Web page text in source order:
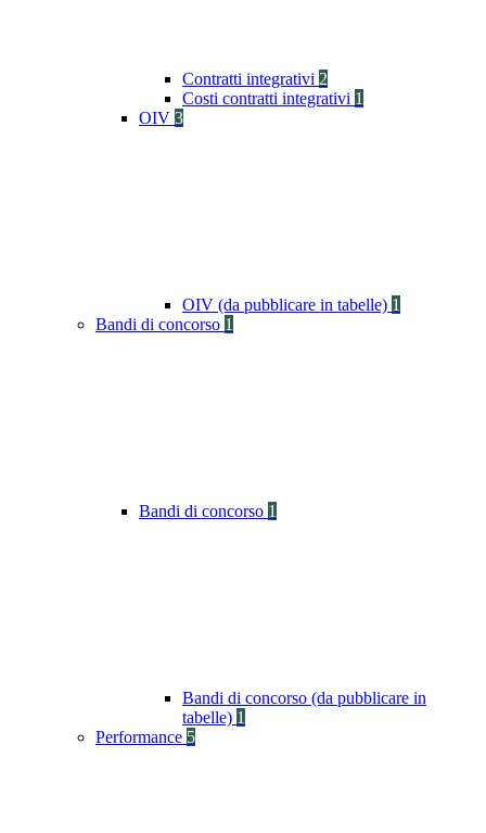
Contratti integrativi 2
Costi contratti integrativi 1
OIV 3
OIV (da pubblicare in tabelle) 1
Bandi di concorso 1
Bandi di concorso 1
Bandi di concorso (da pubblicare in
tabelle) 1
Performance 5